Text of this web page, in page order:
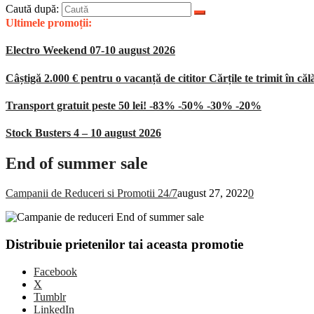
Caută după:
Ultimele promoții:
Electro Weekend 07-10 august 2026
Câștigă 2.000 € pentru o vacanță de cititor Cărțile te trimit în
Transport gratuit peste 50 lei! -83% -50% -30% -20%
Stock Busters 4 – 10 august 2026
End of summer sale
Campanii de Reduceri si Promotii 24/7august 27, 20220
Distribuie prietenilor tai aceasta promotie
Facebook
X
Tumblr
LinkedIn